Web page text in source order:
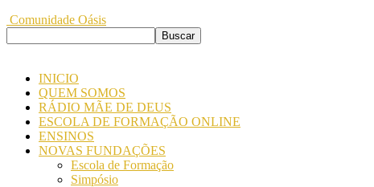
Comunidade Oásis
INICIO
QUEM SOMOS
RÁDIO MÃE DE DEUS
ESCOLA DE FORMAÇÃO ONLINE
ENSINOS
NOVAS FUNDAÇÕES
Escola de Formação
Simpósio